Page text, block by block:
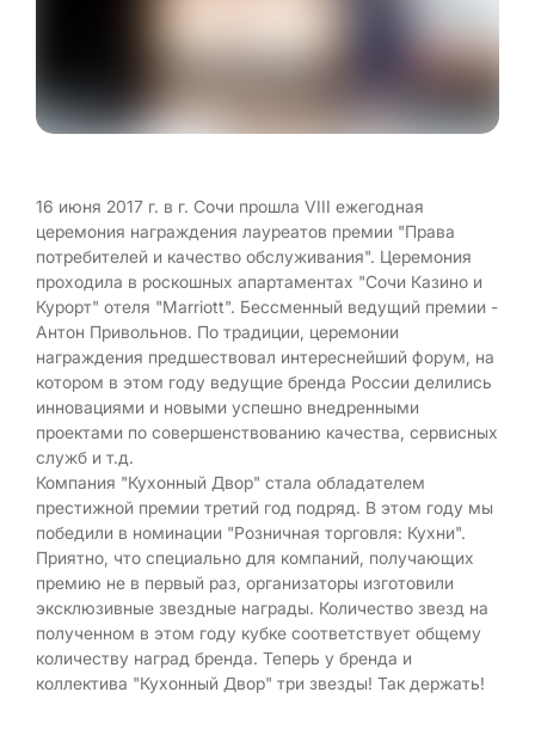
16 июня 2017 г. в г. Сочи прошла VIII ежегодная
церемония награждения лауреатов премии "Права
потребителей и качество обслуживания". Церемония
проходила в роскошных апартаментах "Сочи Казино и
Курорт" отеля "Marriott". Бессменный ведущий премии -
Антон Привольнов. По традиции, церемонии
награждения предшествовал интереснейший форум, на
котором в этом году ведущие бренда России делились
инновациями и новыми успешно внедренными
проектами по совершенствованию качества, сервисных
служб и т.д.
Компания "Кухонный Двор" стала обладателем
престижной премии третий год подряд. В этом году мы
победили в номинации "Розничная торговля: Кухни".
Приятно, что специально для компаний, получающих
премию не в первый раз, организаторы изготовили
эксклюзивные звездные награды. Количество звезд на
полученном в этом году кубке соответствует общему
количеству наград бренда. Теперь у бренда и
коллектива "Кухонный Двор" три звезды! Так держать!